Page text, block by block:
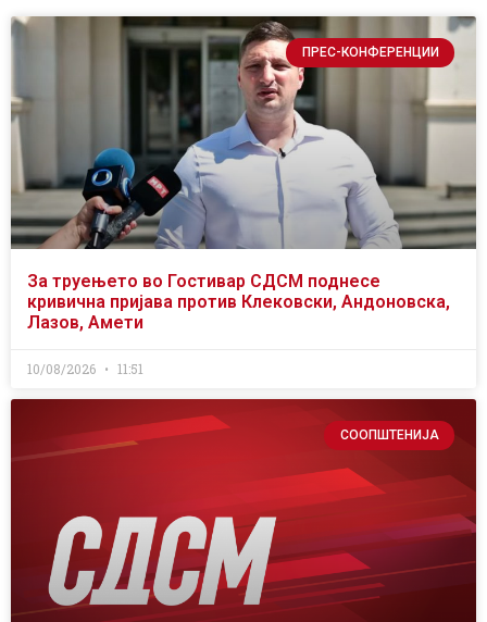
ПРЕС-КОНФЕРЕНЦИИ
За труењето во Гостивар СДСМ поднесе
кривична пријава против Клековски, Андоновска,
Лазов, Амети
10/08/2026 11:51
СООПШТЕНИЈА